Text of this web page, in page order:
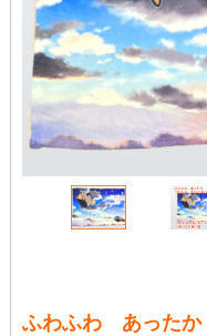
ふわふわ あったか